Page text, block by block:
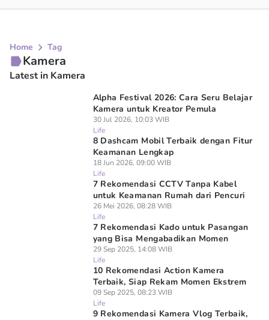
Home Tag
Kamera
Latest in Kamera
Alpha Festival 2026: Cara Seru Belajar
Kamera untuk Kreator Pemula
30 Jul 2026, 10:03 WIB
Life
8 Dashcam Mobil Terbaik dengan Fitur
Keamanan Lengkap
18 Jun 2026, 09:00 WIB
Life
7 Rekomendasi CCTV Tanpa Kabel
untuk Keamanan Rumah dari Pencuri
26 Mei 2026, 08:28 WIB
Life
7 Rekomendasi Kado untuk Pasangan
yang Bisa Mengabadikan Momen
29 Sep 2025, 14:08 WIB
Life
10 Rekomendasi Action Kamera
Terbaik, Siap Rekam Momen Ekstrem
09 Sep 2025, 08:23 WIB
Life
9 Rekomendasi Kamera Vlog Terbaik,